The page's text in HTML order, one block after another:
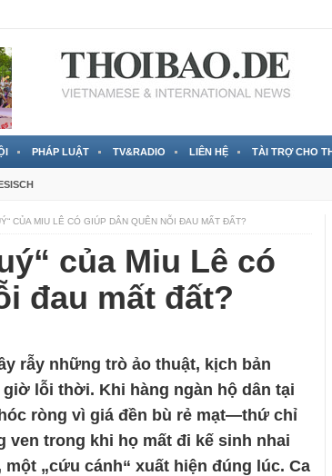
PHÁP LUẬT TV&RADIO LIÊN HỆ TÀI TRỢ CHO
CỦA MIU LÊ CÓ GIÚP DÂN QUÊN NỖI ĐAU MẤT ĐẤT?
của Miu Lê có
đau mất đất?
rẫy những trò ảo thuật, kịch bản
lỗi thời. Khi hàng ngàn hộ dân tại
ròng vì giá đền bù rẻ mạt—thứ chỉ
ven trong khi họ mất đi kế sinh nhai
„cứu cánh“ xuất hiện đúng lúc. Ca